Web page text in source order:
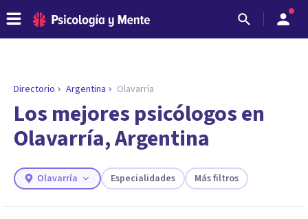
Directorio Argentina Olavarría
Los mejores psicólogos en
Olavarría, Argentina
Olavarría Especialidades Más filtros